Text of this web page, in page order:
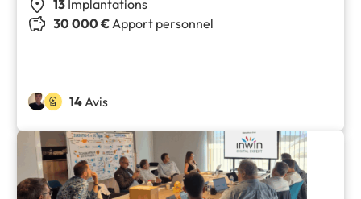
13 Implantations
30 000 €Apport personnel
14 Avis